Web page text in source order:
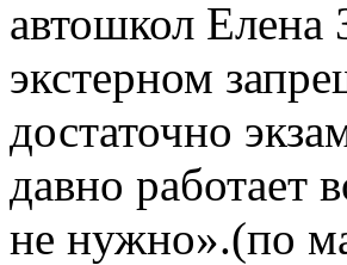
автошкол Елена
экстерном
достаточно
давно работает
не нужно».(по